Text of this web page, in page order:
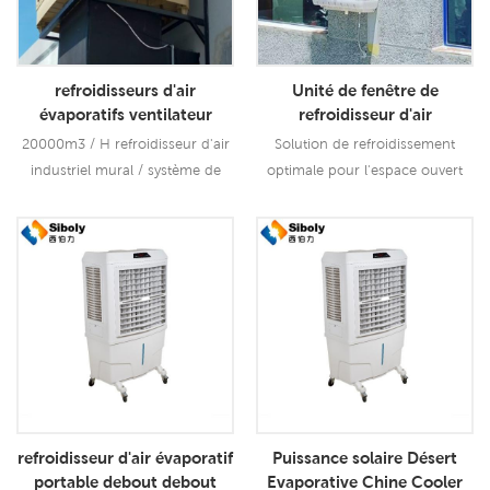
refroidisseurs d'air
évaporatifs ventilateur
industriel refroidisseur d'air
fabricant 1.5kw ventilateur
20000m3 / H refroidisseur d'air
industriel mural / système de
conditionneur solaire air froid
utilisant beaucoup moins
d'énergie que Réfrigération.
Lire La Suite
Unité de fenêtre de
refroidisseur d'air
Evaporateur Climatiseur
pour chambre froide
Solution de refroidissement
optimale pour l'espace ouvert
flux d'air, grand débit d'air,
jusqu'à 6000m3 / h, refroidir
rapidement votre espace.
Lire La Suite
refroidisseur d'air évaporatif
portable debout debout
Puissance solaire Désert
Evaporative Chine Cooler